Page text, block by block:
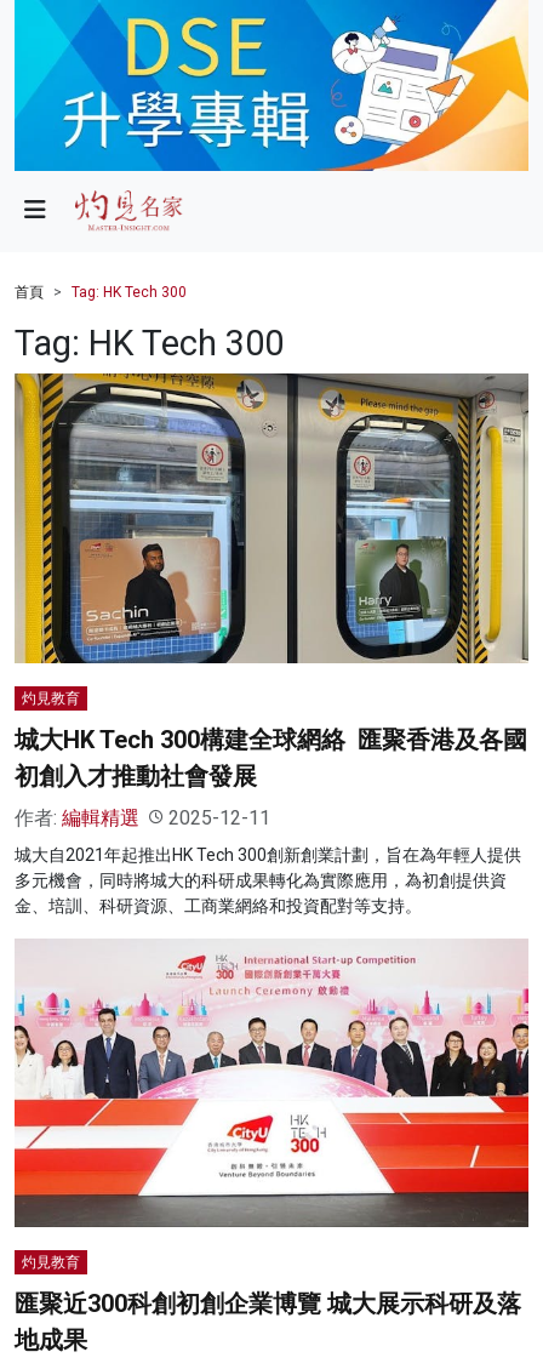
政局
財經
健康
商業
科技
影片
名家榜
灼見活動
首頁 Tag: HK Tech 300
Tag: HK Tech 300
灼見教育
城大HK Tech 300構建全球網絡 匯聚香港及各國
初創入才推動社會發展
作者: 編輯精選 2025-12-11
城大自2021年起推出HK Tech 300創新創業計劃，旨在為年輕人提供
多元機會，同時將城大的科研成果轉化為實際應用，為初創提供資
金、培訓、科研資源、工商業網絡和投資配對等支持。
灼見教育
匯聚近300科創初創企業博覽 城大展示科研及落
地成果